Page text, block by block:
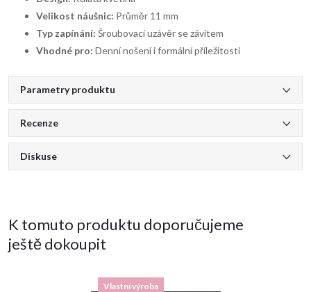
Velikost náušnic: Průměr 11 mm
Typ zapínání: Šroubovací uzávěr se závitem
Vhodné pro: Denní nošení i formální příležitosti
Parametry produktu
Recenze
Diskuse
K tomuto produktu doporučujeme
ještě dokoupit
Vlastní výroba